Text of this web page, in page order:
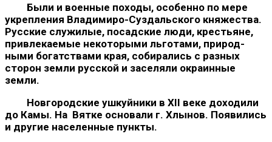
Были и военные походы, особенно по мере
укрепления Вла­димиро-Суздальского княжества.
Русские служилые, посадские люди, крестьяне,
привлекаемые некоторыми льготами, природ­
ными богатствами края, собирались с разных
сторон земли рус­ской и заселяли окраинные
земли.
Новгородские ушкуйники в XII веке доходили
до Камы. На Вятке основали г. Хлынов. Появились
и другие населенные пункты.